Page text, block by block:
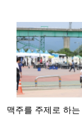
맥주를 주제로 하